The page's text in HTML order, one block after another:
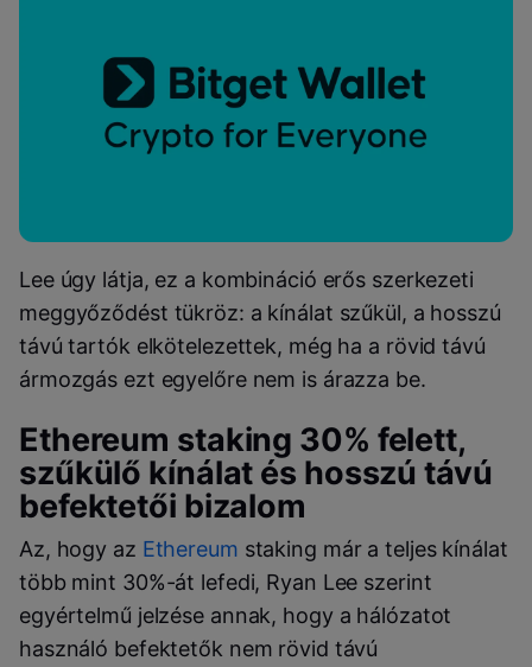
Lee úgy látja, ez a kombináció erős szerkezeti
meggyőződést tükröz: a kínálat szűkül, a hosszú
távú tartók elkötelezettek, még ha a rövid távú
ármozgás ezt egyelőre nem is árazza be.
Ethereum staking 30% felett,
szűkülő kínálat és hosszú távú
befektetői bizalom
Az, hogy az Ethereum staking már a teljes kínálat
több mint 30%-át lefedi, Ryan Lee szerint
egyértelmű jelzése annak, hogy a hálózatot
használó befektetők nem rövid távú